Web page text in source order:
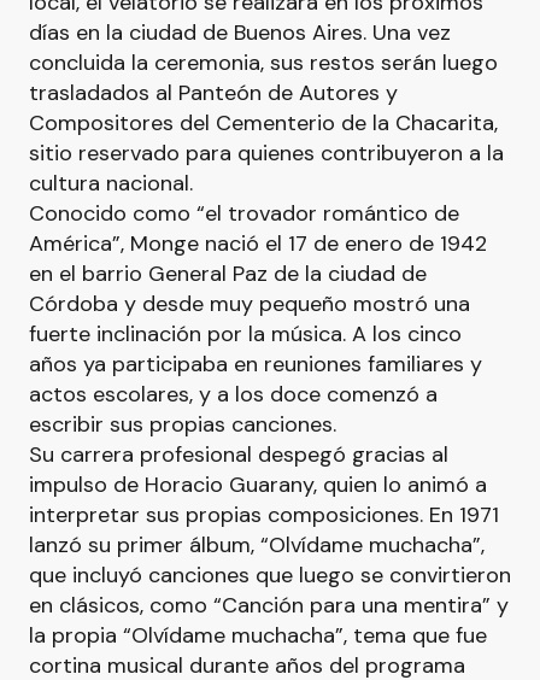
días en la ciudad de Buenos Aires. Una vez
concluida la ceremonia, sus restos serán luego
trasladados al Panteón de Autores y
Compositores del Cementerio de la Chacarita,
sitio reservado para quienes contribuyeron a la
cultura nacional.
Conocido como “el trovador romántico de
América”, Monge nació el 17 de enero de 1942
en el barrio General Paz de la ciudad de
Córdoba y desde muy pequeño mostró una
fuerte inclinación por la música. A los cinco
años ya participaba en reuniones familiares y
actos escolares, y a los doce comenzó a
escribir sus propias canciones.
Su carrera profesional despegó gracias al
impulso de Horacio Guarany, quien lo animó a
interpretar sus propias composiciones. En 1971
lanzó su primer álbum, “Olvídame muchacha”,
que incluyó canciones que luego se convirtieron
en clásicos, como “Canción para una mentira” y
la propia “Olvídame muchacha”, tema que fue
cortina musical durante años del programa